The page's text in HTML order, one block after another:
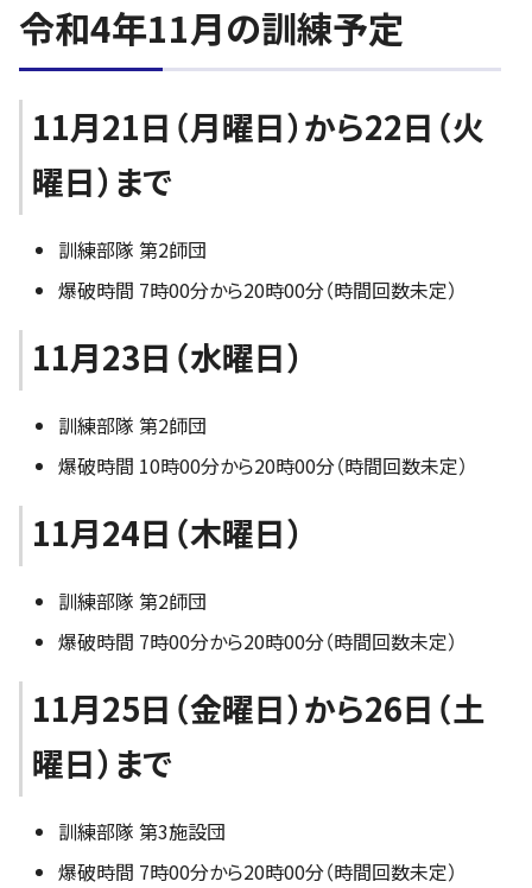
令和4年11月の訓練予定
11月21日（月曜日）から22日（火
曜日）まで
訓練部隊 第2師団
爆破時間 7時00分から20時00分（時間回数未定）
11月23日（水曜日）
訓練部隊 第2師団
爆破時間 10時00分から20時00分（時間回数未定）
11月24日（木曜日）
訓練部隊 第2師団
爆破時間 7時00分から20時00分（時間回数未定）
11月25日（金曜日）から26日（土
曜日）まで
訓練部隊 第3施設団
爆破時間 7時00分から20時00分（時間回数未定）